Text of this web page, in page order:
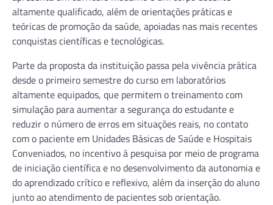
altamente qualificado, além de orientações práticas e
teóricas de promoção da saúde, apoiadas nas mais recentes
conquistas científicas e tecnológicas.
Parte da proposta da instituição passa pela vivência prática
desde o primeiro semestre do curso em laboratórios
altamente equipados, que permitem o treinamento com
simulação para aumentar a segurança do estudante e
reduzir o número de erros em situações reais, no contato
com o paciente em Unidades Básicas de Saúde e Hospitais
Conveniados, no incentivo à pesquisa por meio de programa
de iniciação científica e no desenvolvimento da autonomia e
do aprendizado crítico e reflexivo, além da inserção do aluno
junto ao atendimento de pacientes sob orientação.